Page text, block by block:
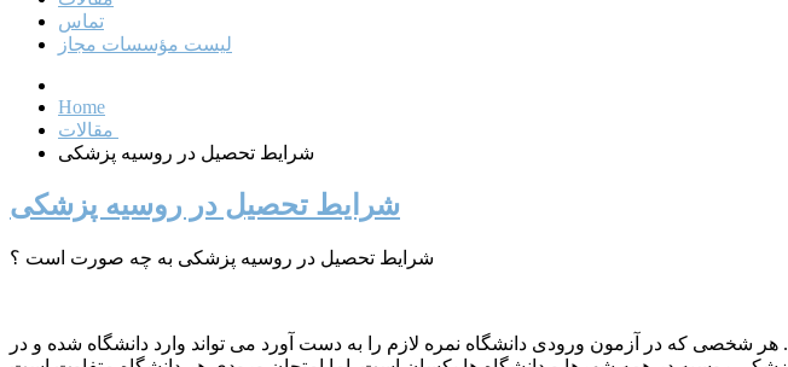
تماس
لیست مؤسسات مجاز
Home
شرایط تحصیل در روسیه پزشکی
شرایط تحصیل در روسیه پزشکی
شرایط تحصیل در روسیه پزشکی به چه صورت است ؟
شخصی که در آزمون ورودی دانشگاه نمره لازم را به دست آورد می تواند وارد دانشگاه شده و در